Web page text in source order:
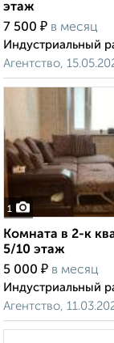
этаж
7 500 ₽ в месяц
Индустриальный
Агентство,
1
Комната в 2-к
5/10 этаж
5 000 ₽ в месяц
Индустриальный
Агентство,